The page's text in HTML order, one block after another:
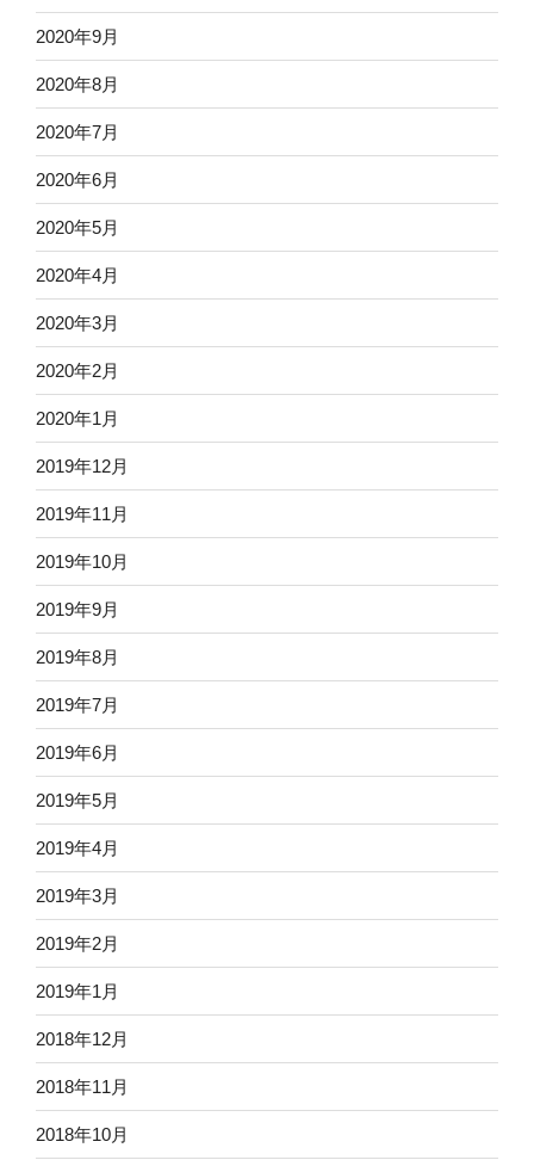
2020年9月
2020年8月
2020年7月
2020年6月
2020年5月
2020年4月
2020年3月
2020年2月
2020年1月
2019年12月
2019年11月
2019年10月
2019年9月
2019年8月
2019年7月
2019年6月
2019年5月
2019年4月
2019年3月
2019年2月
2019年1月
2018年12月
2018年11月
2018年10月